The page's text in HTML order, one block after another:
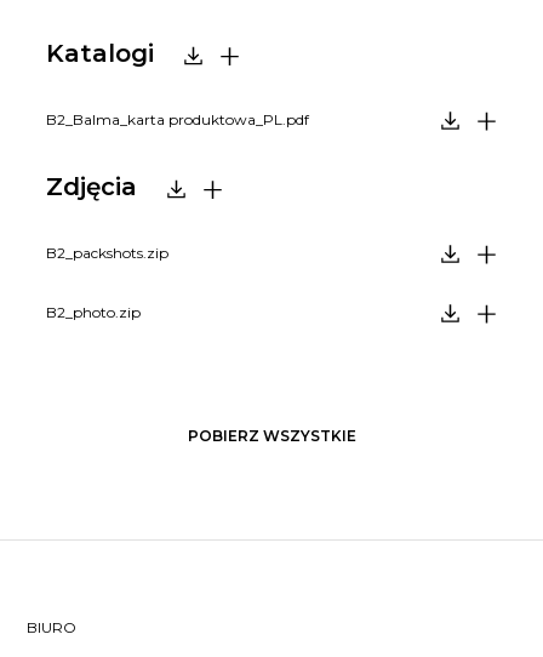
Katalogi
B2_Balma_karta produktowa_PL.pdf
Zdjęcia
B2_packshots.zip
B2_photo.zip
POBIERZ WSZYSTKIE
BIURO